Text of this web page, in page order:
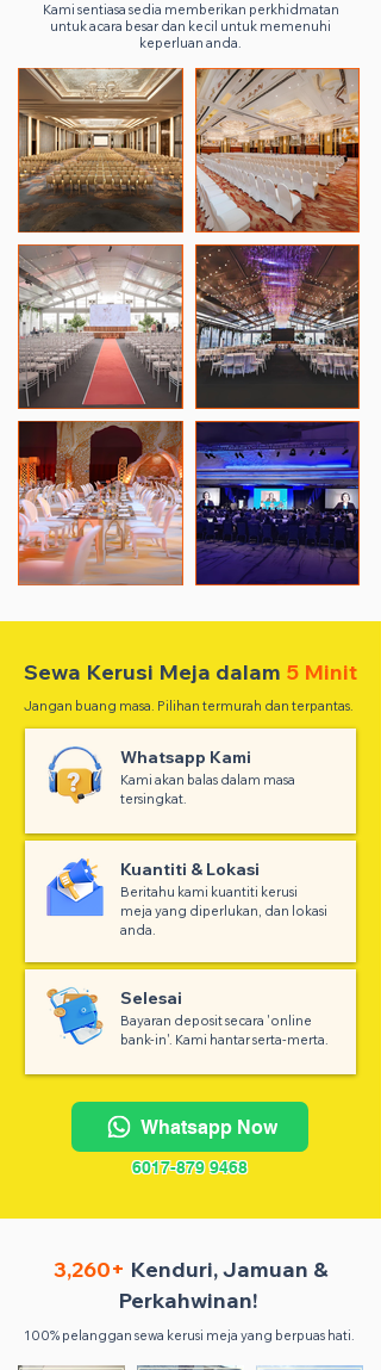
Kami sentiasa sedia memberikan perkhidmatan
untuk acara besar dan kecil untuk memenuhi
keperluan anda.
Sewa Kerusi Meja dalam 5 Minit
Jangan buang masa. Pilihan termurah dan terpantas.
Whatsapp Kami
Kami akan balas dalam masa
tersingkat.
Kuantiti & Lokasi
Beritahu kami kuantiti kerusi
meja yang diperlukan, dan lokasi
anda.
Selesai
Bayaran deposit secara 'online
bank-in'. Kami hantar serta-merta.
Whatsapp Now
6017-879 9468
3,260+ Kenduri, Jamuan &
Perkahwinan!
100% pelanggan sewa kerusi meja yang berpuas hati.